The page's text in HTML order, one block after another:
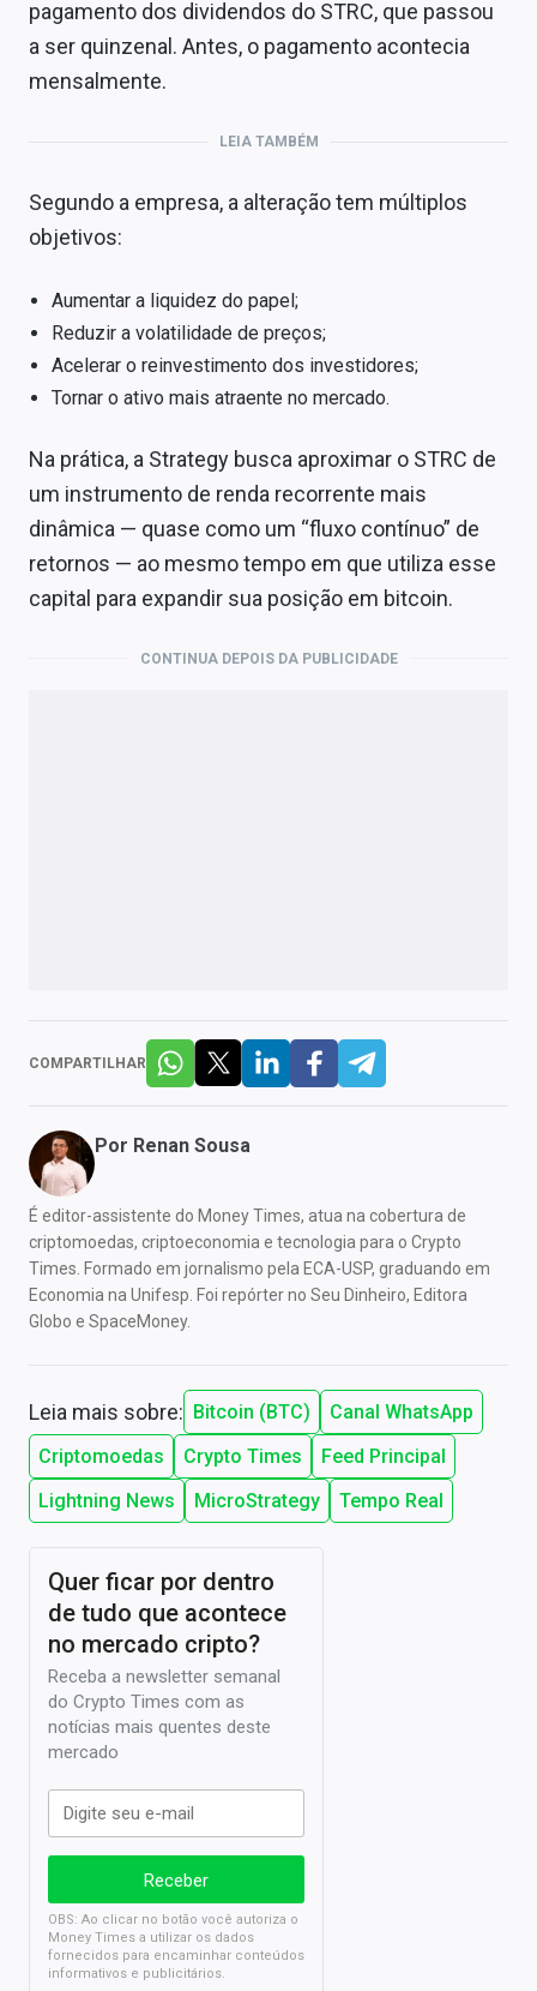
pagamento dos dividendos do STRC, que passou
a ser quinzenal. Antes, o pagamento acontecia
mensalmente.
LEIA TAMBÉM
Segundo a empresa, a alteração tem múltiplos
objetivos:
Aumentar a liquidez do papel;
Reduzir a volatilidade de preços;
Acelerar o reinvestimento dos investidores;
Tornar o ativo mais atraente no mercado.
Na prática, a Strategy busca aproximar o STRC de
um instrumento de renda recorrente mais
dinâmica — quase como um “fluxo contínuo” de
retornos — ao mesmo tempo em que utiliza esse
capital para expandir sua posição em bitcoin.
CONTINUA DEPOIS DA PUBLICIDADE
COMPARTILHAR
Por Renan Sousa
É editor-assistente do Money Times, atua na cobertura de
criptomoedas, criptoeconomia e tecnologia para o Crypto
Times. Formado em jornalismo pela ECA-USP, graduando em
Economia na Unifesp. Foi repórter no Seu Dinheiro, Editora
Globo e SpaceMoney.
Leia mais sobre: Bitcoin (BTC)
Canal WhatsApp
Criptomoedas
Crypto Times
Feed Principal
Lightning News
MicroStrategy Tempo Real
Quer ficar por dentro
de tudo que acontece
no mercado cripto?
Receba a newsletter semanal
do Crypto Times com as
notícias mais quentes deste
mercado
OBS: Ao clicar no botão você autoriza o
Money Times a utilizar os dados
fornecidos para encaminhar conteúdos
informativos e publicitários.